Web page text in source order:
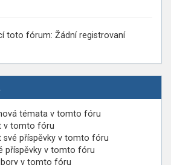
toto fórum: Žádní registrovaní
témata v tomto fóru
v tomto fóru
své příspěvky v tomto fóru
příspěvky v tomto fóru
v tomto fóru